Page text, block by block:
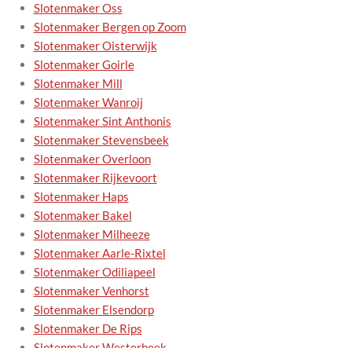
Slotenmaker Oss
Slotenmaker Bergen op Zoom
Slotenmaker Oisterwijk
Slotenmaker Goirle
Slotenmaker Mill
Slotenmaker Wanroij
Slotenmaker Sint Anthonis
Slotenmaker Stevensbeek
Slotenmaker Overloon
Slotenmaker Rijkevoort
Slotenmaker Haps
Slotenmaker Bakel
Slotenmaker Milheeze
Slotenmaker Aarle-Rixtel
Slotenmaker Odiliapeel
Slotenmaker Venhorst
Slotenmaker Elsendorp
Slotenmaker De Rips